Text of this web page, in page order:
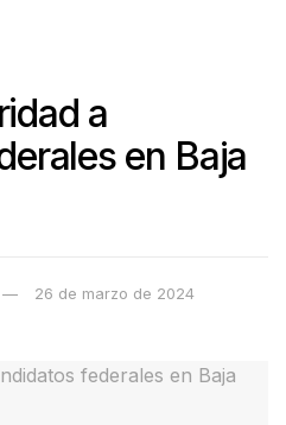
a
en Baja
26 de marzo de 2024